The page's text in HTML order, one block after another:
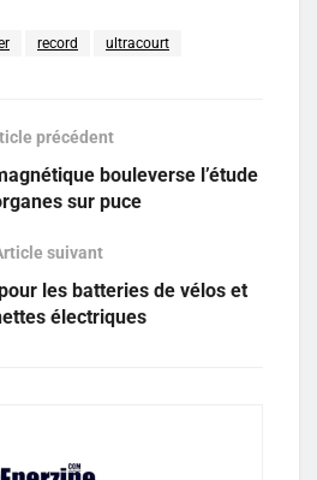
record ultracourt
précédent
bouleverse l’étude
sur puce
suivant
les batteries de vélos et
électriques